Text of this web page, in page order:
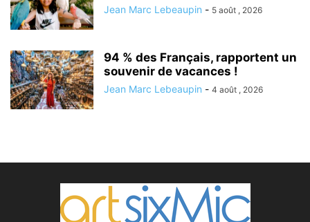
Jean Marc Lebeaupin - 5 août , 2026
94 % des Français, rapportent un
souvenir de vacances !
Jean Marc Lebeaupin - 4 août , 2026